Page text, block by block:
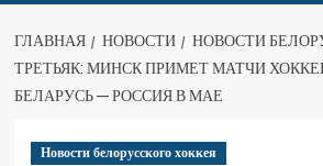
ГЛАВНАЯ НОВОСТИ
НОВОСТИ
ТРЕТЬЯК: МИНСК ПРИМЕТ МАТЧИ
БЕЛАРУСЬ — РОССИЯ В МАЕ
Новости белорусского хоккея